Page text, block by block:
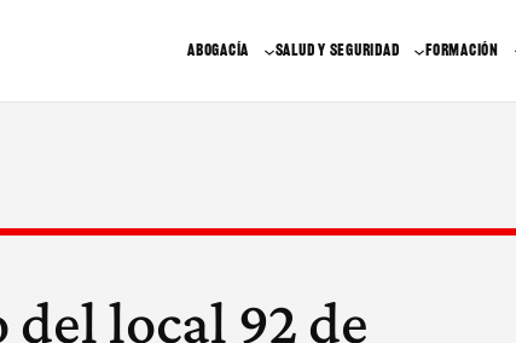
ABOGACÍA SALUD Y SEGURIDAD FORMACIÓN
local 92 de